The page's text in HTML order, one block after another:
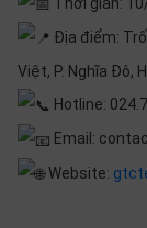
Địa điểm:
Việt, P. Nghĩa Đô,
Hotline:
Email:
Website: